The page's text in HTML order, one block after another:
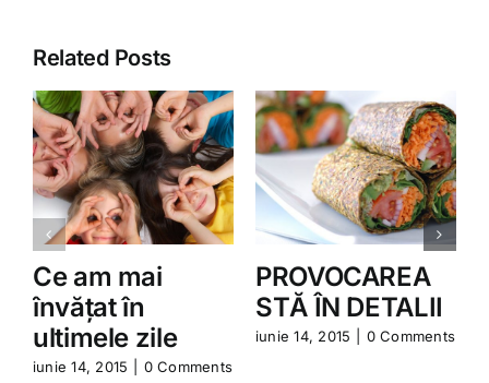
Related Posts
Ce am mai
învățat în
ultimele zile
iunie 14, 2015 0 Comments
PROVOCAREA
STĂ ÎN DETALII
iunie 14, 2015 0 Comments